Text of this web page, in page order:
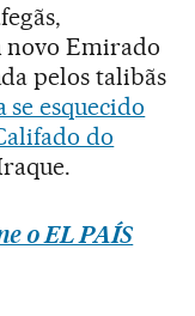
novo Emirado
pelos talibãs
se esquecido
do
o EL PAÍS